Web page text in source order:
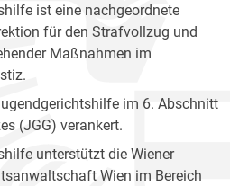
ist eine nachgeordnete
für den Strafvollzug und
Maßnahmen im
im 6. Abschnitt
(JGG) verankert.
unterstützt die Wiener
Wien im Bereich